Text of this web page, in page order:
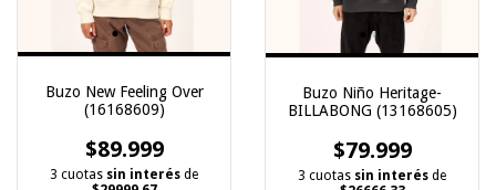
Buzo New Feeling Over
(16168609)
$89.999
3 cuotas sin interés de
Buzo Niño Heritage-
BILLABONG (13168605)
$79.999
3 cuotas sin interés de